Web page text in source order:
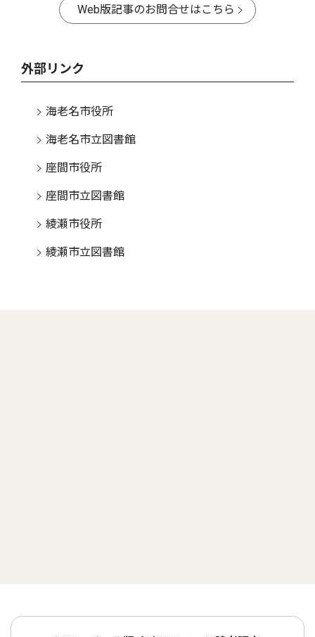
Web版記事のお問合せはこちら
外部リンク
海老名市役所
海老名市立図書館
座間市役所
座間市立図書館
綾瀬市役所
綾瀬市立図書館